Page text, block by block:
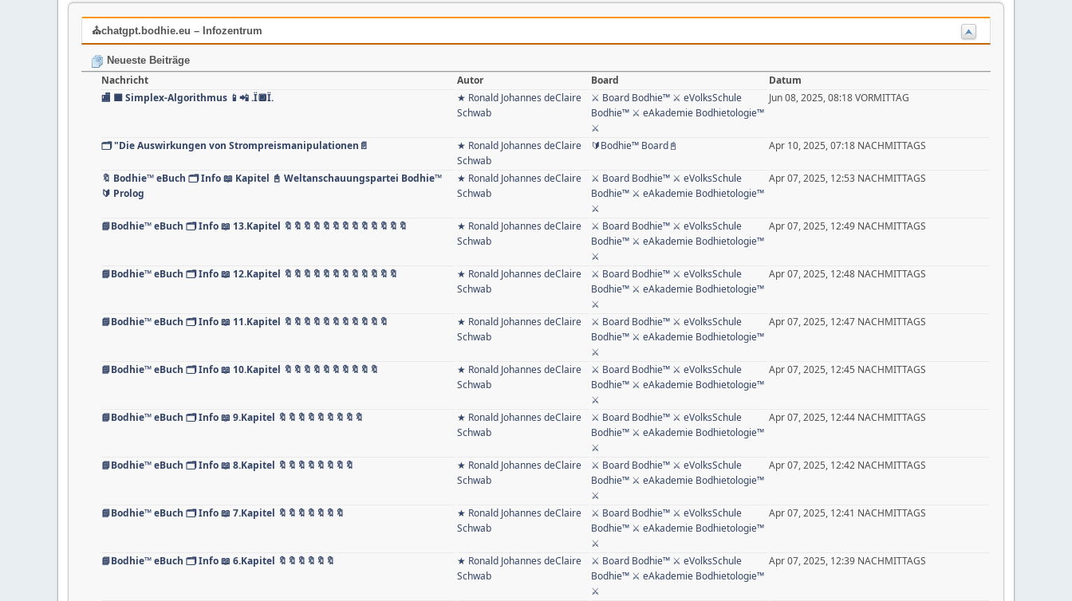
⛪chatgpt.bodhie.eu – Infozentrum
Neueste Beiträge
Nachricht Autor Board
Datum
🏬 🟦 Simplex-Algorithmus 📱📲 .Ï🔲Ï.
★ Ronald Johannes deClaire
Schwab
⚔ Board Bodhie™ ⚔ eVolksSchule
Bodhie™ ⚔ eAkademie Bodhietologie™
⚔
Jun 08, 2025, 08:18 VORMITTAG
🗂️ "Die Auswirkungen von Strompreismanipulationen📄
★ Ronald Johannes deClaire
Schwab
🔰Bodhie™ Board📓 Apr 10, 2025, 07:18 NACHMITTAGS
🔖 Bodhie™ eBuch 🗂️ Info 📖 Kapitel 📓 Weltanschauungspartei Bodhie™
🔰 Prolog
★ Ronald Johannes deClaire
Schwab
⚔ Board Bodhie™ ⚔ eVolksSchule
Bodhie™ ⚔ eAkademie Bodhietologie™
⚔
Apr 07, 2025, 12:53 NACHMITTAGS
📘Bodhie™ eBuch 🗂️ Info 📖 13.Kapitel 🔖🔖🔖🔖🔖🔖🔖🔖🔖🔖🔖🔖🔖
★ Ronald Johannes deClaire
Schwab
⚔ Board Bodhie™ ⚔ eVolksSchule
Bodhie™ ⚔ eAkademie Bodhietologie™
⚔
Apr 07, 2025, 12:49 NACHMITTAGS
📘Bodhie™ eBuch 🗂️ Info 📖 12.Kapitel 🔖🔖🔖🔖🔖🔖🔖🔖🔖🔖🔖🔖
★ Ronald Johannes deClaire
Schwab
⚔ Board Bodhie™ ⚔ eVolksSchule
Bodhie™ ⚔ eAkademie Bodhietologie™
⚔
Apr 07, 2025, 12:48 NACHMITTAGS
📘Bodhie™ eBuch 🗂️ Info 📖 11.Kapitel 🔖🔖🔖🔖🔖🔖🔖🔖🔖🔖🔖
★ Ronald Johannes deClaire
Schwab
⚔ Board Bodhie™ ⚔ eVolksSchule
Bodhie™ ⚔ eAkademie Bodhietologie™
⚔
Apr 07, 2025, 12:47 NACHMITTAGS
📘Bodhie™ eBuch 🗂️ Info 📖 10.Kapitel 🔖🔖🔖🔖🔖🔖🔖🔖🔖🔖
★ Ronald Johannes deClaire
Schwab
⚔ Board Bodhie™ ⚔ eVolksSchule
Bodhie™ ⚔ eAkademie Bodhietologie™
⚔
Apr 07, 2025, 12:45 NACHMITTAGS
📘Bodhie™ eBuch 🗂️ Info 📖 9.Kapitel 🔖🔖🔖🔖🔖🔖🔖🔖🔖
★ Ronald Johannes deClaire
Schwab
⚔ Board Bodhie™ ⚔ eVolksSchule
Bodhie™ ⚔ eAkademie Bodhietologie™
⚔
Apr 07, 2025, 12:44 NACHMITTAGS
📘Bodhie™ eBuch 🗂️ Info 📖 8.Kapitel 🔖🔖🔖🔖🔖🔖🔖🔖
★ Ronald Johannes deClaire
Schwab
⚔ Board Bodhie™ ⚔ eVolksSchule
Bodhie™ ⚔ eAkademie Bodhietologie™
⚔
Apr 07, 2025, 12:42 NACHMITTAGS
📘Bodhie™ eBuch 🗂️ Info 📖 7.Kapitel 🔖🔖🔖🔖🔖🔖🔖
★ Ronald Johannes deClaire
Schwab
⚔ Board Bodhie™ ⚔ eVolksSchule
Bodhie™ ⚔ eAkademie Bodhietologie™
⚔
Apr 07, 2025, 12:41 NACHMITTAGS
📘Bodhie™ eBuch 🗂️ Info 📖 6.Kapitel 🔖🔖🔖🔖🔖🔖
★ Ronald Johannes deClaire
Schwab
⚔ Board Bodhie™ ⚔ eVolksSchule
Bodhie™ ⚔ eAkademie Bodhietologie™
⚔
Apr 07, 2025, 12:39 NACHMITTAGS